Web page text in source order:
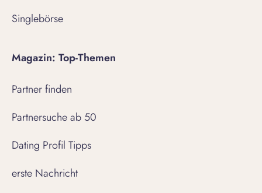
Singlebörse
Magazin: Top-Themen
Partner finden
Partnersuche ab 50
Dating Profil Tipps
erste Nachricht